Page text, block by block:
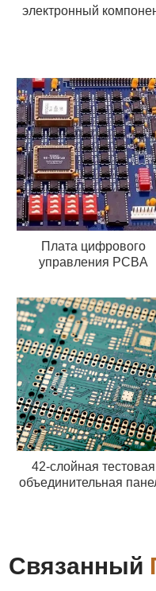
электронный
Плата цифрового
управления PCBA
42-слойная тестовая
объединительная
Связанный